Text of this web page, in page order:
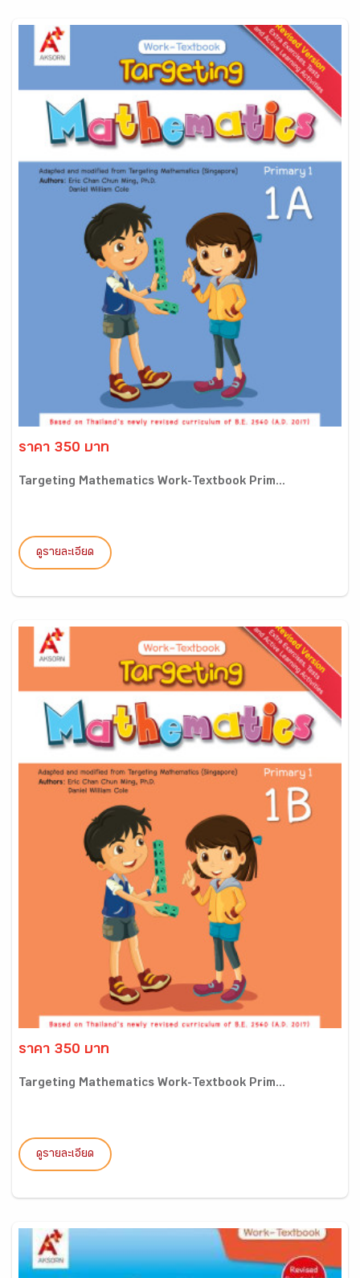
ราคา 350 บาท
Targeting Mathematics Work-Textbook Prim...
ดูรายละเอียด
ราคา 350 บาท
Targeting Mathematics Work-Textbook Prim...
ดูรายละเอียด